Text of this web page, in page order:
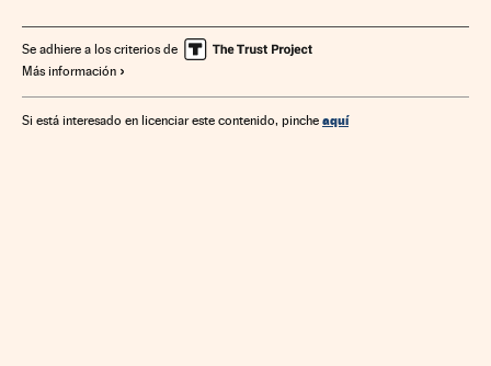
Coronavirus Covid-19 Crisis económica
Coyuntura económica Virología Política económica
Se adhiere a los criterios de
Más información
Si está interesado en licenciar este contenido, pinche aquí